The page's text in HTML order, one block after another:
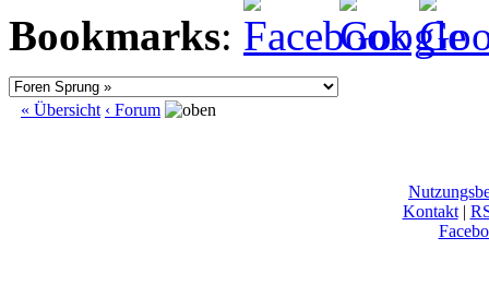
Bookmarks:
« Übersicht ‹ Forum
Kontakt|